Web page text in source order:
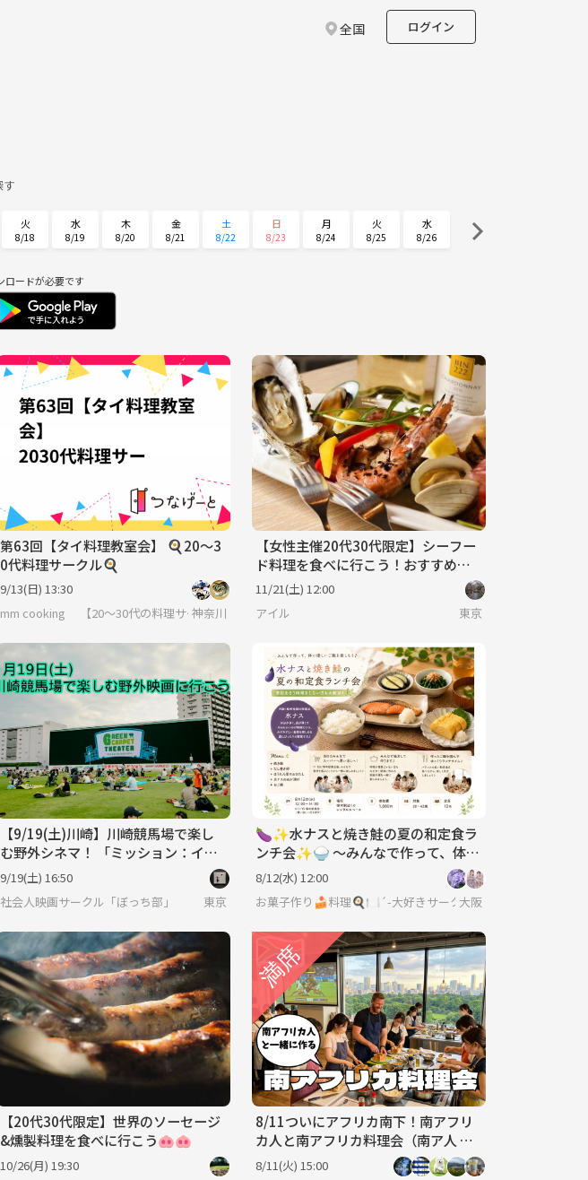
全国 ログイン
す
火
8/18
水
8/19
木
8/20
金
8/21
土
8/22
日
8/23
月
8/24
火
8/25
水
8/26
9/5 9/6
ロードが必要です
第63回【タイ料理教室会】 🍳20〜3
0代料理サークル🍳
9/13(日) 13:30
mm cooking 【20～30代の料理サークル】
神奈川
【女性主催20代30代限定】シーフー
ド料理を食べに行こう！おすすめは
アクアパッツァ🍒🎈
11/21(土) 12:00
アイル
東京
【9/19(土)川崎】川崎競馬場で楽し
む野外シネマ！ 「ミッション：イン
ポッシブル／ファイナル・レコニン
グ」鑑賞会
9/19(土) 16:50
社会人映画サークル「ぼっち部」
東京
🍆✨水ナスと焼き鮭の夏の和定食ラ
ンチ会✨🍚 〜みんなで作って、体に
優しいご飯を楽しもう〜
8/12(水) 12:00
お菓子作り🍰料理🍳🍽´-大好きサークル♥️
大阪
【20代30代限定】世界のソーセージ
&燻製料理を食べに行こう🐽🐽
10/26(月) 19:30
8/11ついにアフリカ南下！南アフリ
カ人と南アフリカ料理会（南ア人 追
加）
8/11(火) 15:00